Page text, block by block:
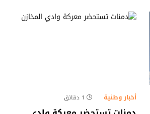
أخبار وطنية 1 دقائق